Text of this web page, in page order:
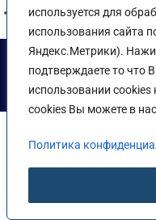
используется для
использования сайта
Яндекс.Метрики).
подтверждаете то
использовании
cookies Вы можете в
Политика
Положение о порядке
Положение об обработке
СИ ЮУ |Политика
ЮУ|Политика
ЧПОУ